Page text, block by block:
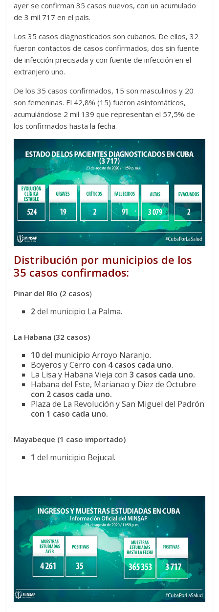
ayer se confirman 35 casos nuevos, con un acumulado
de 3 mil 717 en el país.
Los 35 casos diagnosticados son cubanos. De ellos, 32
fueron contactos de casos confirmados, dos sin fuente
de infección precisada y con fuente de infección en el
extranjero uno.
De los 35 casos confirmados, 15 son masculinos y 20
son femeninas. El 42,8% (15) fueron asintomáticos,
acumulándose 2 mil 139 que representan el 57,5% de
los confirmados hasta la fecha.
Distribución por municipios de los
35 casos confirmados:
Pinar del Río (2 casos)
2del municipio La Palma.
La Habana (32 casos)
10del municipio Arroyo Naranjo.
Boyeros y Cerro con 4 casos cada uno.
La Lisa y Habana Vieja con 3 casos cada uno.
Habana del Este, Marianao y Diez de Octubre
con 2 casos cada uno.
Plaza de La Revolución y San Miguel del Padrón
con 1 caso cada uno.
Mayabeque (1 caso importado)
1del municipio Bejucal.